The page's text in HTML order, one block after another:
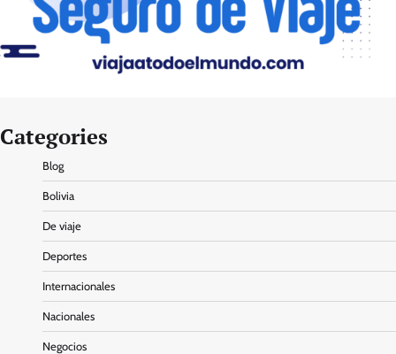
Categories
Blog
Bolivia
De viaje
Deportes
Internacionales
Nacionales
Negocios